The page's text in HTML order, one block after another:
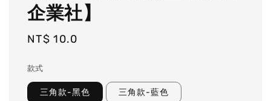
企業社】
Regular
NT$ 10.0
款式
三角款-黑色 三角款-藍色